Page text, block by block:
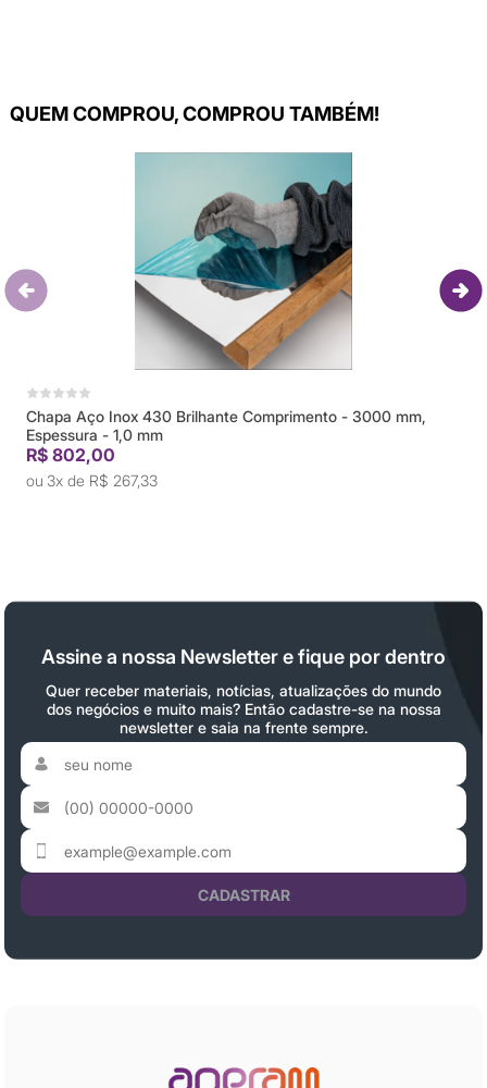
QUEM COMPROU, COMPROU TAMBÉM!
Chapa Aço Inox 430 Brilhante Comprimento - 3000 mm,
Espessura - 1,0 mm
R$ 802,00
3x de R$ 267,33
Assine a nossa Newsletter e fique por dentro
Quer receber materiais, notícias, atualizações do mundo
dos negócios e muito mais? Então cadastre-se na nossa
newsletter e saia na frente sempre.
CADASTRAR